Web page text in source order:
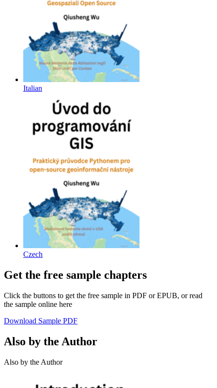
Italian
Czech
Get the free sample chapters
Click the buttons to get the free sample in PDF or EPUB, or read
the sample online here
Download Sample PDF
Also by the Author
Also by the Author